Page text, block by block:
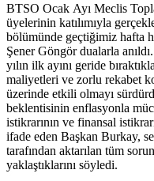
BTSO Ocak Ayı Meclis
üyelerinin katılımıyla
bölümünde geçtiğimiz hafta
Şener Göngör dualarla
yılın ilk ayını geride
maliyetleri ve zorlu rekabet
üzerinde etkili olmayı
beklentisinin enflasyonla
istikrarının ve finansal
ifade eden Başkan Burkay,
tarafından aktarılan tüm
yaklaştıklarını söyledi.